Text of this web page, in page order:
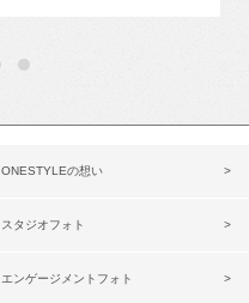
ONESTYLEの想い
スタジオフォト
エンゲージメントフォト